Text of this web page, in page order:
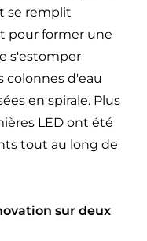
se remplit
pour former une
s'estomper
colonnes d'eau
en spirale. Plus
LED ont été
tout au long de
sur deux